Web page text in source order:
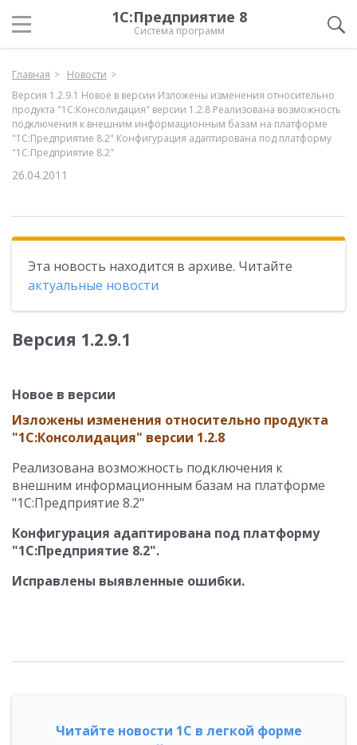
1С:Предприятие 8
Система программ
Главная
Новости
Версия 1.2.9.1 Новое в версии Изложены изменения относительно
продукта "1С:Консолидация" версии 1.2.8 Реализована возможность
подключения к внешним информационным базам на платформе
"1С:Предприятие 8.2" Конфигурация адаптирована под платформу
"1С:Предприятие 8.2"
26.04.2011
Эта новость находится в архиве. Читайте
актуальные новости
Версия 1.2.9.1
Новое в версии
Изложены изменения относительно продукта
"1С:Консолидация" версии 1.2.8
Реализована возможность подключения к
внешним информационным базам на платформе
"1С:Предприятие 8.2"
Конфигурация адаптирована под платформу
"1С:Предприятие 8.2".
Исправлены выявленные ошибки.
Читайте новости 1С в легкой форме